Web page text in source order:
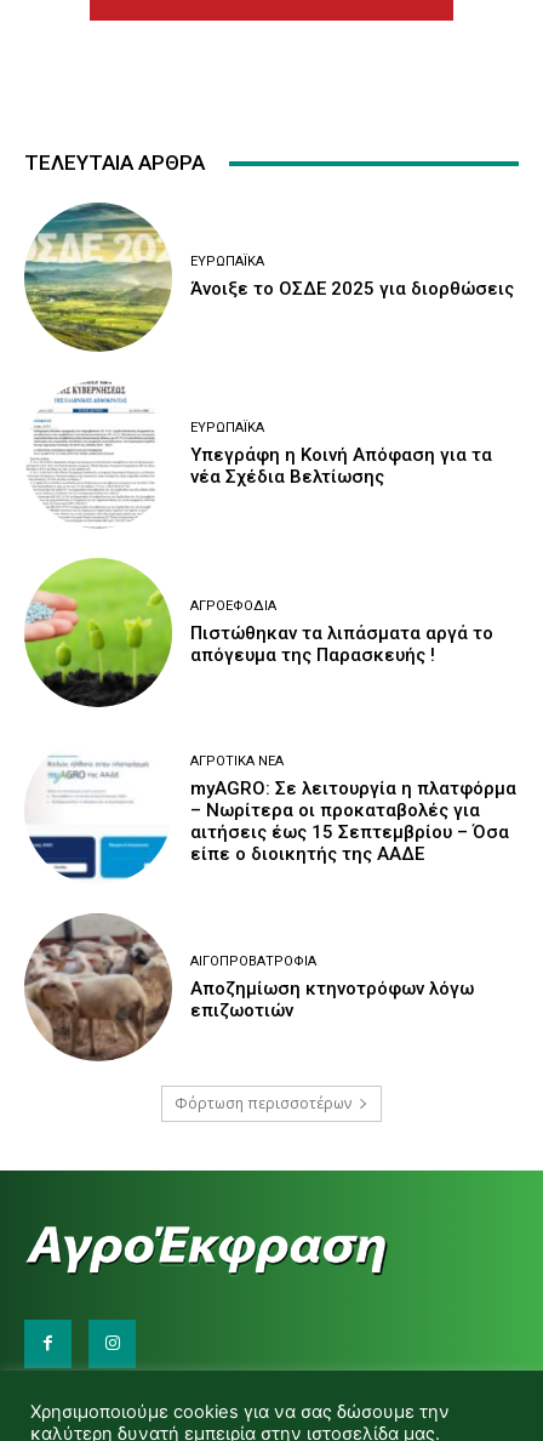
ΤΕΛΕΥΤΑΙΑ ΑΡΘΡΑ
ΕΥΡΩΠΑΪΚΆ
Άνοιξε το ΟΣΔΕ 2025 για διορθώσεις
ΕΥΡΩΠΑΪΚΆ
Υπεγράφη η Κοινή Απόφαση για τα
νέα Σχέδια Βελτίωσης
ΑΓΡΟΕΦΌΔΙΑ
Πιστώθηκαν τα λιπάσματα αργά το
απόγευμα της Παρασκευής !
ΑΓΡΟΤΙΚΆ ΝΈΑ
myAGRO: Σε λειτουργία η πλατφόρμα
– Νωρίτερα οι προκαταβολές για
αιτήσεις έως 15 Σεπτεμβρίου – Όσα
είπε ο διοικητής της ΑΑΔΕ
ΑΙΓΟΠΡΟΒΑΤΡΟΦΊΑ
Αποζημίωση κτηνοτρόφων λόγω
επιζωοτιών
Φόρτωση περισσοτέρων
d.makas@yahoo.gr
info@agrofitro.gr
Χρησιμοποιούμε cookies για να σας δώσουμε την
καλύτερη δυνατή εμπειρία στην ιστοσελίδα μας.